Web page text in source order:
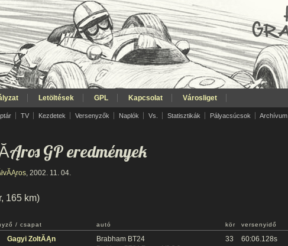
Letöltések GPL Kapcsolat Városliget
TV Kezdetek Versenyzők Naplók Vs. Statisztikák Pályacsúcsok Archívum
GP eredmények
, 2002. 11. 04.
165 km)
/ csapat autó kör versenyidő
Gagyi ZoltĂĄn Brabham BT24 33 60:06.128s